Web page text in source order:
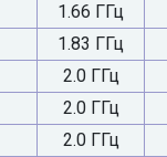
1.66 ГГц
1.83 ГГц
2.0 ГГц
2.0 ГГц
2.0 ГГц